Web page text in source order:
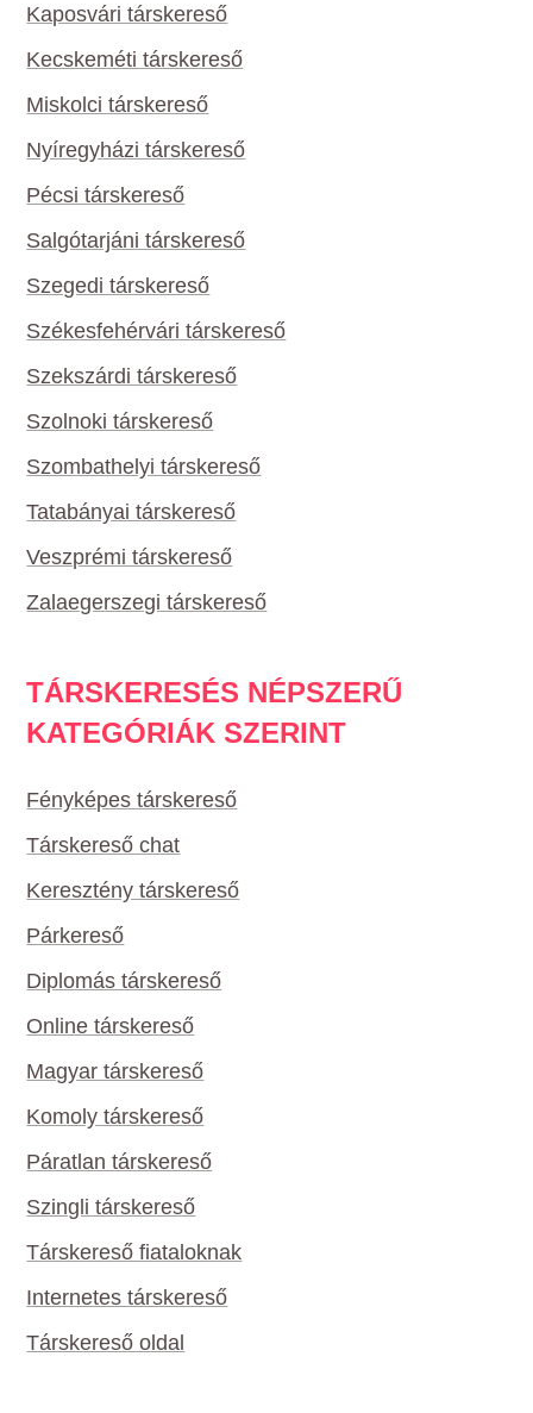
Kaposvári társkereső
Kecskeméti társkereső
Miskolci társkereső
Nyíregyházi társkereső
Pécsi társkereső
Salgótarjáni társkereső
Szegedi társkereső
Székesfehérvári társkereső
Szekszárdi társkereső
Szolnoki társkereső
Szombathelyi társkereső
Tatabányai társkereső
Veszprémi társkereső
Zalaegerszegi társkereső
TÁRSKERESÉS NÉPSZERŰ
KATEGÓRIÁK SZERINT
Fényképes társkereső
Társkereső chat
Keresztény társkereső
Párkereső
Diplomás társkereső
Online társkereső
Magyar társkereső
Komoly társkereső
Páratlan társkereső
Szingli társkereső
Társkereső fiataloknak
Internetes társkereső
Társkereső oldal